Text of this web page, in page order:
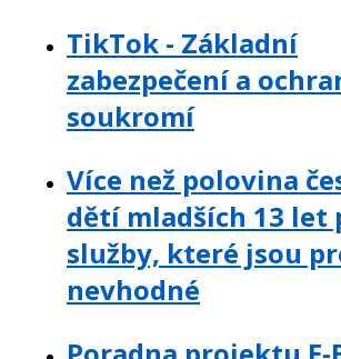
TikTok - Základní
zabezpečení a
soukromí
Více než polovina
dětí mladších 13 let
služby, které jsou
nevhodné